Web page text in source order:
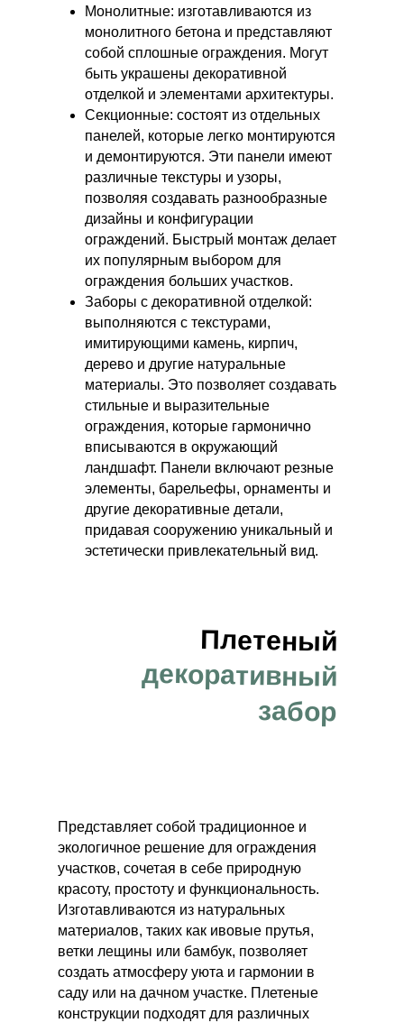
Монолитные: изготавливаются из
монолитного бетона и представляют
собой сплошные ограждения. Могут
быть украшены декоративной
отделкой и элементами архитектуры.
Секционные: состоят из отдельных
панелей, которые легко монтируются
и демонтируются. Эти панели имеют
различные текстуры и узоры,
позволяя создавать разнообразные
дизайны и конфигурации
ограждений. Быстрый монтаж делает
их популярным выбором для
ограждения больших участков.
Заборы с декоративной отделкой:
выполняются с текстурами,
имитирующими камень, кирпич,
дерево и другие натуральные
материалы. Это позволяет создавать
стильные и выразительные
ограждения, которые гармонично
вписываются в окружающий
ландшафт. Панели включают резные
элементы, барельефы, орнаменты и
другие декоративные детали,
придавая сооружению уникальный и
эстетически привлекательный вид.
Представляет собой традиционное и
экологичное решение для ограждения
участков, сочетая в себе природную
красоту, простоту и функциональность.
Изготавливаются из натуральных
материалов, таких как ивовые прутья,
ветки лещины или бамбук, позволяет
создать атмосферу уюта и гармонии в
саду или на дачном участке. Плетеные
конструкции подходят для различных
Плетеный
декоративный
забор
Мы поможем вам рассчитать
стоимость ландшафтных работ
Количество соток
Номер телефона